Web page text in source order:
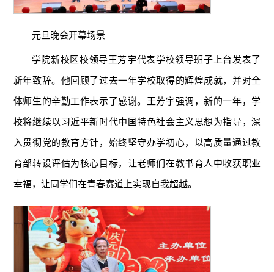
元旦晚会开幕场景
学院新校区校领导王芳宇代表学校领导班子上台发表了
新年致辞。他回顾了过去一年学校取得的辉煌成就，并对全
体师生的辛勤工作表示了感谢。王芳宇强调，新的一年，学
校将继续以习近平新时代中国特色社会主义思想为指导，深
入贯彻党的教育方针，始终坚守办学初心，以高质量通过教
育部转设评估为核心目标，让老师们在教书育人中收获职业
幸福，让同学们在青春赛道上实现自我超越。